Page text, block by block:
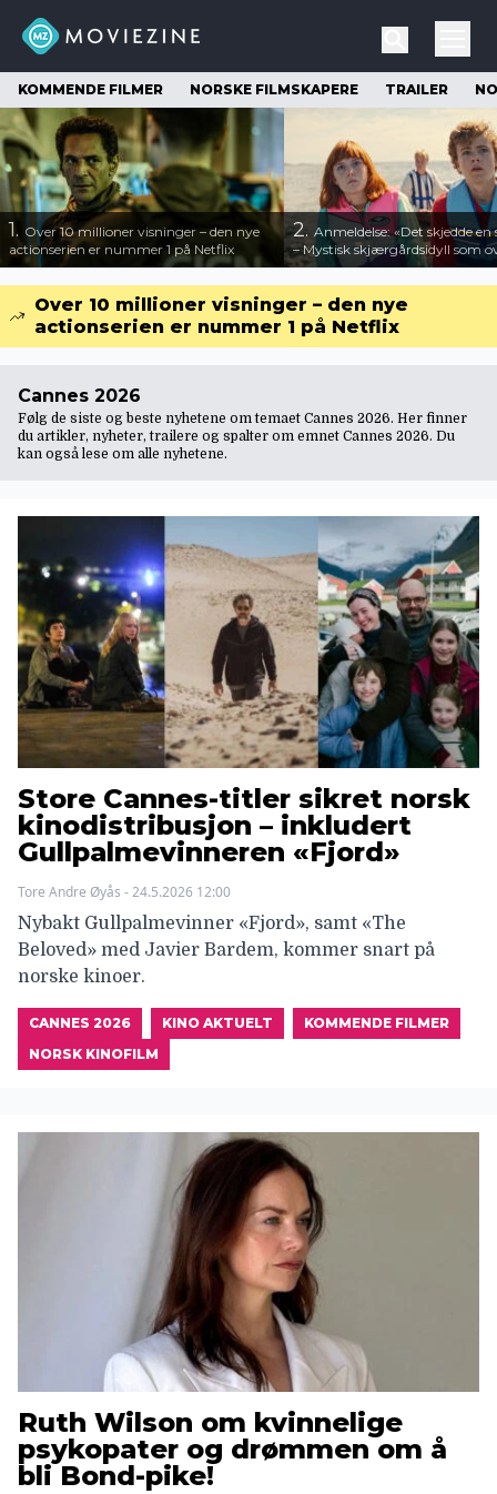
KOMMENDE FILMER NORSKE FILMSKAPERE TRAILER
1. Over 10 millioner visninger – den nye
actionserien er nummer 1 på Netflix
2. Anmeldelse: «Det skjedde
– Mystisk skjærgårdsidyll som
Over 10 millioner visninger – den nye
actionserien er nummer 1 på Netflix
Cannes 2026
Følg de siste og beste nyhetene om temaet Cannes 2026. Her finner
du artikler, nyheter, trailere og spalter om emnet Cannes 2026. Du
kan også lese om alle nyhetene.
Store Cannes-titler sikret norsk
kinodistribusjon – inkludert
Gullpalmevinneren «Fjord»
Tore Andre Øyås - 24.5.2026 12:00
Nybakt Gullpalmevinner «Fjord», samt «The
Beloved» med Javier Bardem, kommer snart på
norske kinoer.
CANNES 2026 KINO AKTUELT
KOMMENDE FILMER
NORSK KINOFILM
Ruth Wilson om kvinnelige
psykopater og drømmen om å
bli Bond-pike!